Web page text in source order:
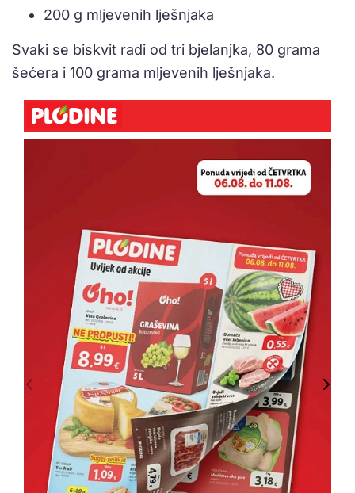
200 g mljevenih lješnjaka
Svaki se biskvit radi od tri bjelanjka, 80 grama
šećera i 100 grama mljevenih lješnjaka.